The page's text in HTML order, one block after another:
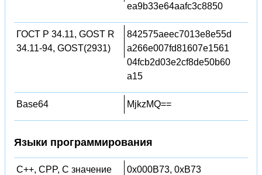
ea9b33e64aafc3c8850
ГОСТ Р 34.11, GOST R
34.11-94, GOST(2931)
842575aeec7013e8e55d
a266e007fd81607e1561
04fcb2d03e2cf8de50b60
a15
Base64 MjkzMQ==
Языки программирования
C++, CPP, C значение
0x000B73, 0xB73